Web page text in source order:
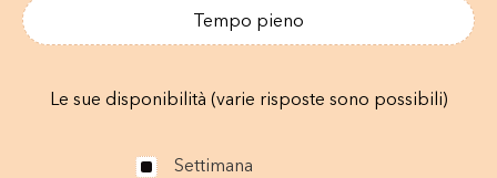
Tempo pieno
Le sue disponibilità (varie risposte sono possibili)
Settimana